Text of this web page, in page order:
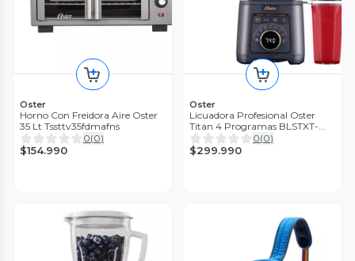
Oster
Horno Con Freidora Aire Oster
35 Lt Tssttv35fdmafns
0(0)
$154.990
Oster
Licuadora Profesional Oster
Titan 4 Programas BLSTXT-
XG-052
0(0)
$299.990